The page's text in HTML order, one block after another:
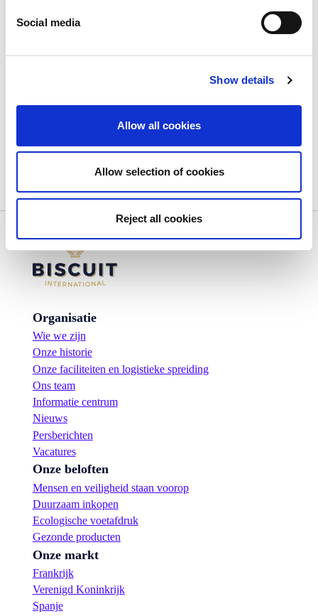
Social media
Show details
Allow all cookies
Allow selection of cookies
Reject all cookies
in Dubai van 20 tot 24 februari. Gulfood is een van
onze belangrijkste vakbeurzen. Hier tonen we ieder
Organisatie
Wie we zijn
Onze historie
Onze faciliteiten en logistieke spreiding
Ons team
Informatie centrum
Nieuws
Persberichten
Vacatures
Onze beloften
Mensen en veiligheid staan voorop
Duurzaam inkopen
Ecologische voetafdruk
Gezonde producten
Onze markt
Frankrijk
Verenigd Koninkrijk
Spanje